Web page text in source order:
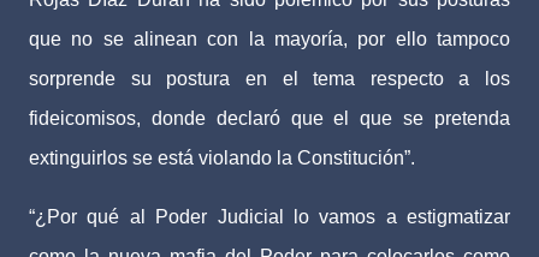
que no se alinean con la mayoría, por ello tampoco
sorprende su postura en el tema respecto a los
fideicomisos, donde declaró que el que se pretenda
extinguirlos se está violando la Constitución”.
“¿Por qué al Poder Judicial lo vamos a estigmatizar